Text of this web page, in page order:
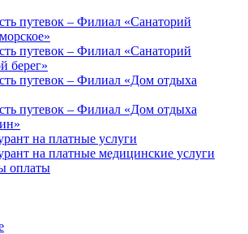
путевок – Филиал «Санаторий
путевок – Филиал «Санаторий
берег»
путевок – Филиал «Дом отдыха
путевок – Филиал «Дом отдыха
на платные услуги
на платные медицинские услуги
оплаты